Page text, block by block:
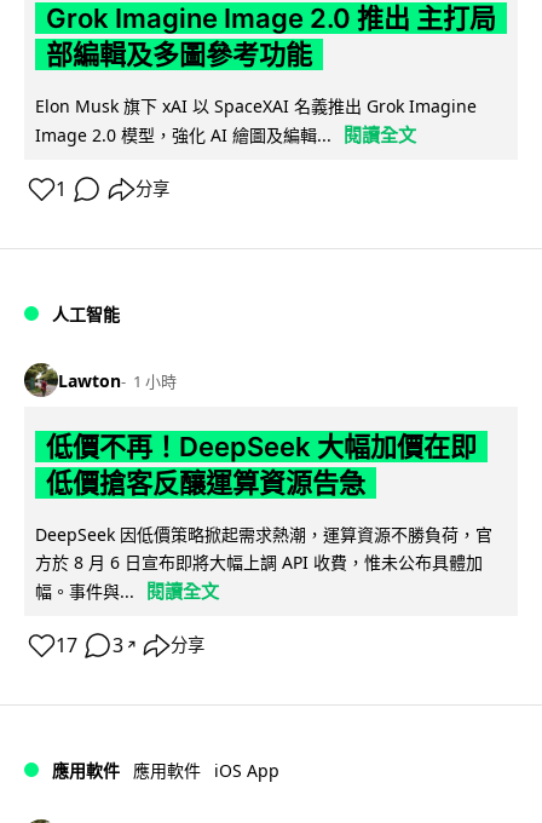
Grok Imagine Image 2.0 推出 主打局
部編輯及多圖參考功能
Elon Musk 旗下 xAI 以 SpaceXAI 名義推出 Grok Imagine
Image 2.0 模型，強化 AI 繪圖及編輯...
閱讀全文
1 分享
人工智能
Lawton 1 小時
低價不再！DeepSeek 大幅加價在即
低價搶客反釀運算資源告急
DeepSeek 因低價策略掀起需求熱潮，運算資源不勝負荷，官
方於 8 月 6 日宣布即將大幅上調 API 收費，惟未公布具體加
幅。事件與...
閱讀全文
17 3 ↗ 分享
應用軟件 應用軟件 iOS App